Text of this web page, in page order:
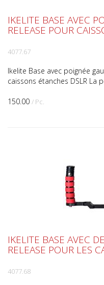
150.00 / Pc.
IKELITE BASE AVEC
RELEASE POUR
4077.67
Ikelite Base avec poignée
caissons étanches DSLR La
d'Ikelite permet de fixer et
IKELITE BASE AVEC
RELEASE POUR LES
4077.68